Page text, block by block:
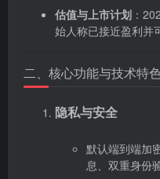
估值与上市计划 ：
始人称已接近盈利并
二、核心功能与技术特
隐私与安全
默认端到端加
息、双重身份